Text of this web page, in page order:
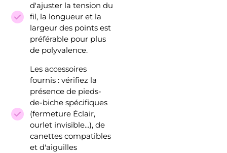
d'ajuster la tension du
fil, la longueur et la
largeur des points est
préférable pour plus
de polyvalence.
Les accessoires
fournis : vérifiez la
présence de pieds-
de-biche spécifiques
(fermeture Éclair,
ourlet invisible...), de
canettes compatibles
et d'aiguilles